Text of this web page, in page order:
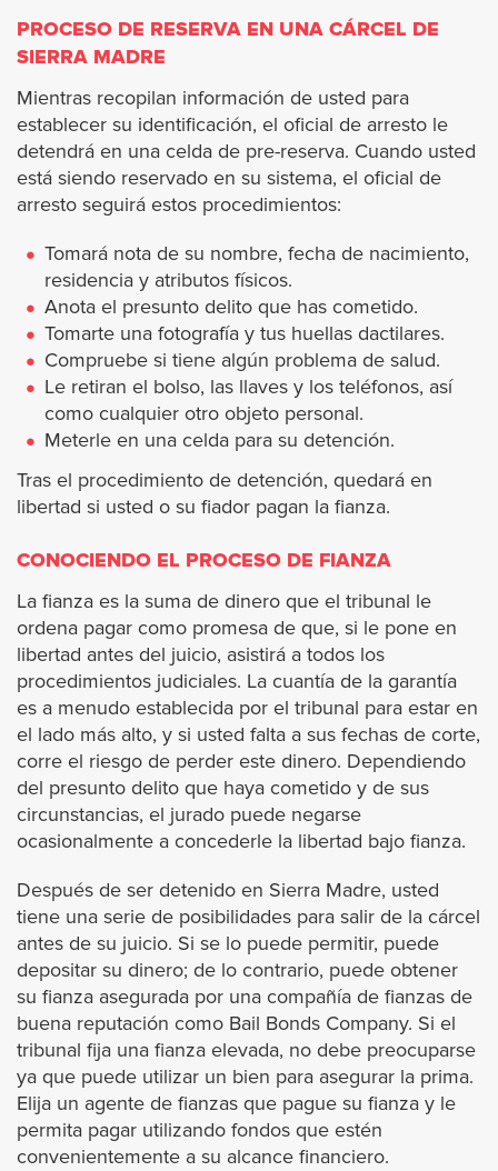
Hermosa Beach
Huntington Park
Irwindale
Inglewood
Industry
Lancaster
Lawndale
Lakewood
La Cañada Flintridge
La Habra Heights
La Mirada
La Puente
La Verne
Lomita
Lynwood
Malibu
Maywood
Monrovia
PROCESO DE RESERVA EN UNA CÁRCEL DE
SIERRA MADRE
Mientras recopilan información de usted para
establecer su identificación, el oficial de arresto le
detendrá en una celda de pre-reserva. Cuando usted
está siendo reservado en su sistema, el oficial de
arresto seguirá estos procedimientos:
Tomará nota de su nombre, fecha de nacimiento,
residencia y atributos físicos.
Anota el presunto delito que has cometido.
Tomarte una fotografía y tus huellas dactilares.
Compruebe si tiene algún problema de salud.
Le retiran el bolso, las llaves y los teléfonos, así
como cualquier otro objeto personal.
Meterle en una celda para su detención.
Tras el procedimiento de detención, quedará en
libertad si usted o su fiador pagan la fianza.
CONOCIENDO EL PROCESO DE FIANZA
La fianza es la suma de dinero que el tribunal le
ordena pagar como promesa de que, si le pone en
libertad antes del juicio, asistirá a todos los
procedimientos judiciales. La cuantía de la garantía
es a menudo establecida por el tribunal para estar en
el lado más alto, y si usted falta a sus fechas de corte,
corre el riesgo de perder este dinero. Dependiendo
del presunto delito que haya cometido y de sus
circunstancias, el jurado puede negarse
ocasionalmente a concederle la libertad bajo fianza.
Después de ser detenido en Sierra Madre, usted
tiene una serie de posibilidades para salir de la cárcel
antes de su juicio. Si se lo puede permitir, puede
depositar su dinero; de lo contrario, puede obtener
su fianza asegurada por una compañía de fianzas de
buena reputación como Bail Bonds Company. Si el
tribunal fija una fianza elevada, no debe preocuparse
ya que puede utilizar un bien para asegurar la prima.
Elija un agente de fianzas que pague su fianza y le
permita pagar utilizando fondos que estén
convenientemente a su alcance financiero.